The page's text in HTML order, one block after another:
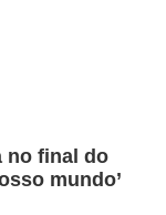
no final do
mundo’